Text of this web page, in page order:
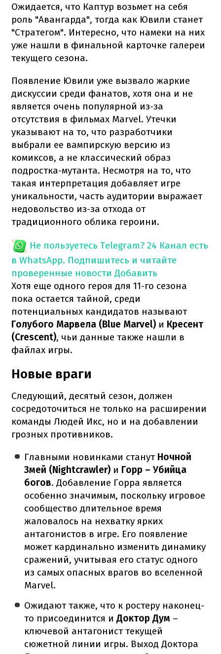
Ожидается, что Каптур возьмет на себя
роль "Авангарда", тогда как Ювили станет
"Стратегом". Интересно, что намеки на них
уже нашли в финальной карточке галереи
текущего сезона.
Появление Ювили уже вызвало жаркие
дискуссии среди фанатов, хотя она и не
является очень популярной из-за
отсутствия в фильмах Marvel. Утечки
указывают на то, что разработчики
выбрали ее вампирскую версию из
комиксов, а не классический образ
подростка-мутанта. Несмотря на то, что
такая интерпретация добавляет игре
уникальности, часть аудитории выражает
недовольство из-за отхода от
традиционного облика героини.
Не пользуетесь Telegram? 24 Канал есть
в WhatsApp. Подпишитесь и читайте
проверенные новости Добавить
Хотя еще одного героя для 11-го сезона
пока остается тайной, среди
потенциальных кандидатов называют
Голубого Марвела (Blue Marvel) и Кресент
(Crescent), чьи данные также нашли в
файлах игры.
Новые враги
Следующий, десятый сезон, должен
сосредоточиться не только на расширении
команды Людей Икс, но и на добавлении
грозных противников.
Главными новинками станут Ночной
Змей (Nightcrawler) и Горр – Убийца
богов. Добавление Горра является
особенно значимым, поскольку игровое
сообщество длительное время
жаловалось на нехватку ярких
антагонистов в игре. Его появление
может кардинально изменить динамику
сражений, учитывая его статус одного
из самых опасных врагов во вселенной
Marvel.
Ожидают также, что к ростеру наконец-
то присоединится иДоктор Дум –
ключевой антагонист текущей
сюжетной линии игры. Выход Доктора